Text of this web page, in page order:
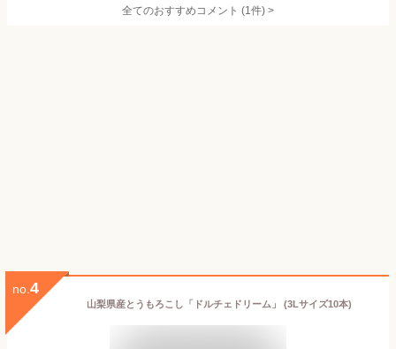
全てのおすすめコメント (1件) >
no. 4
山梨県産とうもろこし「ドルチェドリーム」 (3Lサイズ10本)